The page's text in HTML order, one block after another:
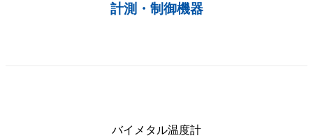
計測・制御機器
バイメタル温度計